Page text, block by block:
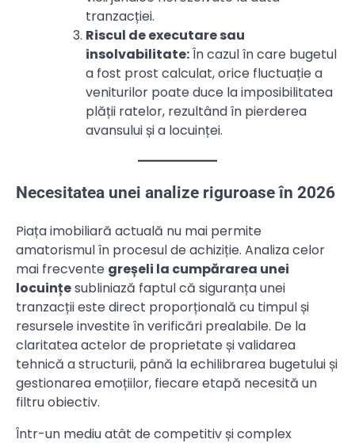
tranzacției.
Riscul de executare sau
insolvabilitate:În cazul în care bugetul
a fost prost calculat, orice fluctuație a
veniturilor poate duce la imposibilitatea
plății ratelor, rezultând în pierderea
avansului și a locuinței.
Necesitatea unei analize riguroase în 2026
Piața imobiliară actuală nu mai permite
amatorismul în procesul de achiziție. Analiza celor
mai frecvente greșeli la cumpărarea unei
locuințesubliniază faptul că siguranța unei
tranzacții este direct proporțională cu timpul și
resursele investite în verificări prealabile. De la
claritatea actelor de proprietate și validarea
tehnică a structurii, până la echilibrarea bugetului și
gestionarea emoțiilor, fiecare etapă necesită un
filtru obiectiv.
Într-un mediu atât de competitiv și complex